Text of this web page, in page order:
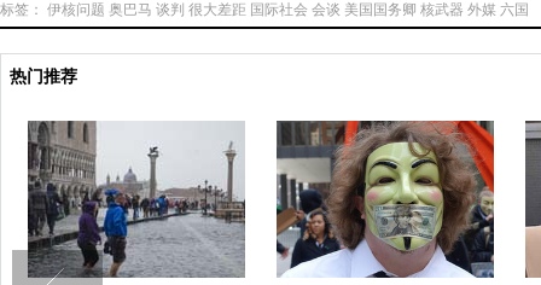
标签： 伊核问题 奥巴马 谈判 很大差距 国际社会 会谈 美国国务卿 核武器 外媒 六国
热门推荐